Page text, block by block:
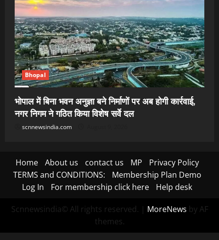
Bhopal
भोपाल में बिना भवन अनुज्ञा बने निर्माणों पर अब होगी कार्रवाई,
नगर निगम ने गठित किया विशेष सर्वे दल
scnnewsindia.com
Home About us contact us MP
Privacy Policy
TERMS and CONDITIONS:
Membership Plan Demo
Log In
For membership click here Help desk
Scnnewsindia© All rights reserved. | MoreNews by AF
themes.